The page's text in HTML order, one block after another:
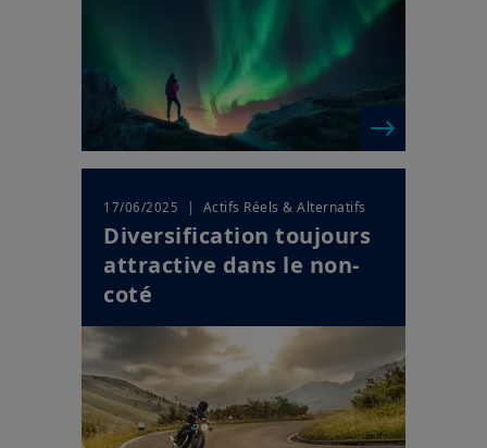
17/06/2025 | Actifs Réels & Alternatifs
Diversification toujours
attractive dans le non-
coté